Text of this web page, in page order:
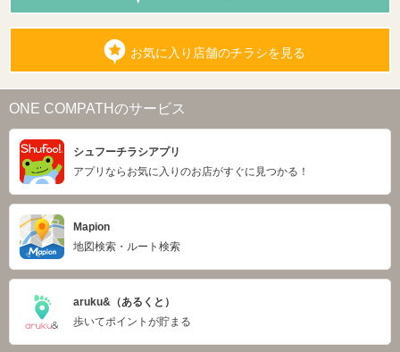
お気に入り店舗のチラシを見る
ONE COMPATHのサービス
シュフーチラシアプリ
アプリならお気に入りのお店がすぐに見つかる！
Mapion
地図検索・ルート検索
aruku&（あるくと）
歩いてポイントが貯まる